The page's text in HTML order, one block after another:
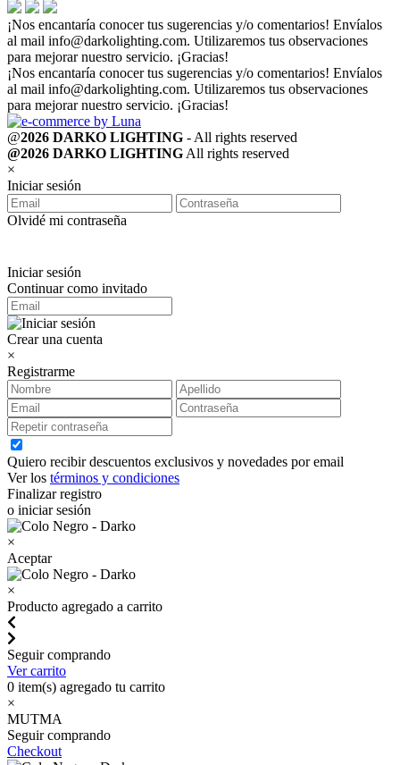
¡Nos encantaría conocer tus sugerencias y/o comentarios! Envíalos
al mail info@darkolighting.com. Utilizaremos tus observaciones
para mejorar nuestro servicio. ¡Gracias!
¡Nos encantaría conocer tus sugerencias y/o comentarios! Envíalos
al mail info@darkolighting.com. Utilizaremos tus observaciones
para mejorar nuestro servicio. ¡Gracias!
@2026 DARKO LIGHTING - All rights reserved
@2026 DARKO LIGHTINGAll rights reserved
×
Iniciar sesión
Olvidé mi contraseña
Iniciar sesión
Continuar como invitado
Crear una cuenta
×
Registrarme
Quiero recibir descuentos exclusivos y novedades por email
Ver los términos y condiciones
Finalizar registro
o iniciar sesión
×
Aceptar
×
Producto agregado a carrito
Seguir comprando
Ver carrito
0 item(s) agregado tu carrito
×
MUTMA
Seguir comprando
Checkout